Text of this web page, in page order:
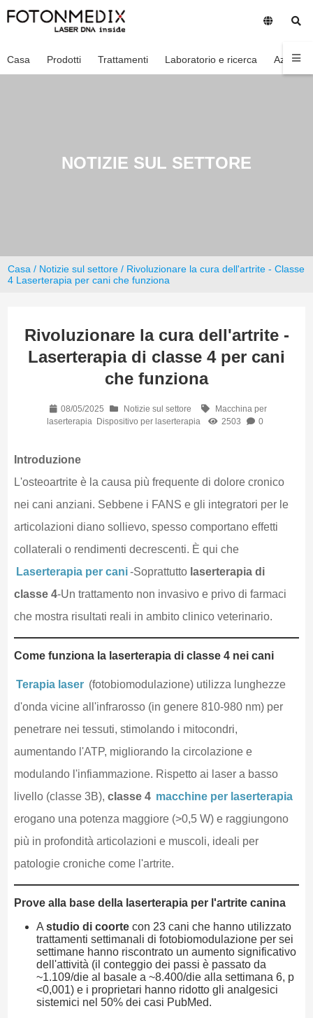
Casa Prodotti Trattamenti Laboratorio e ricerca Azienda
NOTIZIE SUL SETTORE
Casa / Notizie sul settore / Rivoluzionare la cura dell'artrite - Classe
4 Laserterapia per cani che funziona
Rivoluzionare la cura dell'artrite -
Laserterapia di classe 4 per cani
che funziona
08/05/2025 Notizie sul settore
Macchina per
laserterapia Dispositivo per laserterapia 2503 0
Introduzione
L'osteoartrite è la causa più frequente di dolore cronico
nei cani anziani. Sebbene i FANS e gli integratori per le
articolazioni diano sollievo, spesso comportano effetti
collaterali o rendimenti decrescenti. È qui che
Laserterapia per cani-Soprattutto laserterapia di
classe 4-Un trattamento non invasivo e privo di farmaci
che mostra risultati reali in ambito clinico veterinario.
Come funziona la laserterapia di classe 4 nei cani
Terapia laser (fotobiomodulazione) utilizza lunghezze
d'onda vicine all'infrarosso (in genere 810-980 nm) per
penetrare nei tessuti, stimolando i mitocondri,
aumentando l'ATP, migliorando la circolazione e
modulando l'infiammazione. Rispetto ai laser a basso
livello (classe 3B), classe 4 macchine per laserterapia
erogano una potenza maggiore (>0,5 W) e raggiungono
più in profondità articolazioni e muscoli, ideali per
patologie croniche come l'artrite.
Prove alla base della laserterapia per l'artrite canina
A studio di coortecon 23 cani che hanno utilizzato
trattamenti settimanali di fotobiomodulazione per sei
settimane hanno riscontrato un aumento significativo
dell'attività (il conteggio dei passi è passato da
~1.109/die al basale a ~8.400/die alla settimana 6, p
<0,001) e i proprietari hanno ridotto gli analgesici
sistemici nel 50% dei casi PubMed.